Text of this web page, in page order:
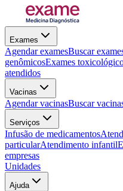
Exames
Agendar examesBuscar
genômicosExames
atendidos
Vacinas
Agendar vacinasBuscar
Serviços
Infusão de medicamentos
particularAtendimento infantil
empresas
Unidades
Ajuda